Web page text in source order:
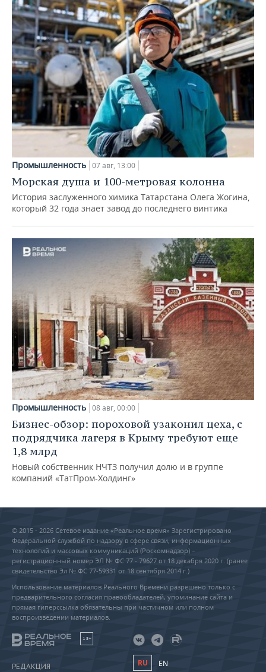
Промышленность 07 авг, 13:00
Морская душа и 100-метровая колонна
История заслуженного химика Татарстана Олега Жогина,
который 32 года знает завод до последнего винтика
Промышленность 08 авг, 00:00
Бизнес-обзор: пороховой узаконил цеха, с
подрядчика лагеря в Крыму требуют еще
1,8 млрд
Новый собственник НЧТЗ получил долю и в группе
компаний «ТатПром-Холдинг»
© 2015 - 2026 Сетевое издание «Реальное время» Зарегистрировано
Федеральной службой по надзору в сфере связи, информационных
технологий и массовых коммуникаций (Роскомнадзор) –
регистрационный номер ЭЛ № ФС 77 - 79627 от 18 декабря 2020 г. (ранее
свидетельство Эл № ФС 77-59331 от 18 сентября 2014 г.)
Использование материалов Реального Времени разрешено только с
предварительного согласия правообладателей, упоминание сайта и
прямая гиперссылка обязательны при частичном или полном
воспроизведении материалов.
18+
РЕДАКЦИЯ RU EN